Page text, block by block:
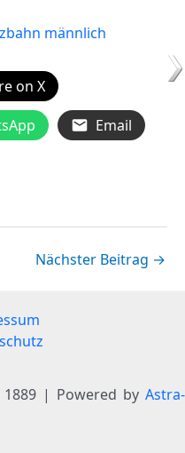
männlich
on X
Email
Nächster Beitrag →
1889 | Powered by Astra-